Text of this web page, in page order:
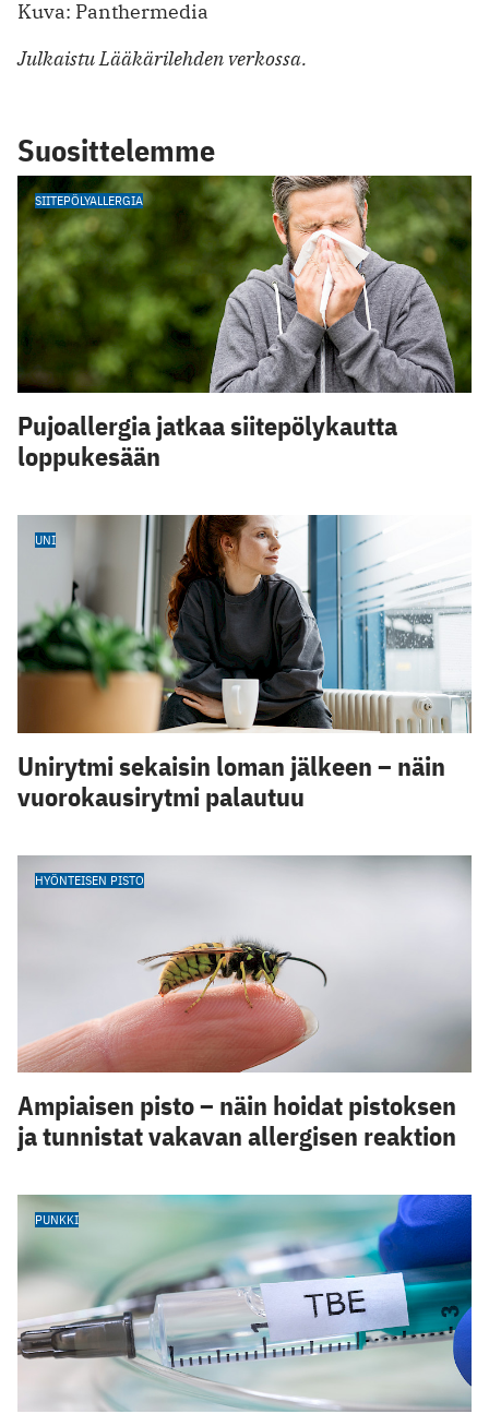
Kuva: Panthermedia
Julkaistu Lääkärilehden verkossa.
Suosittelemme
SIITEPÖLYALLERGIA
Pujoallergia jatkaa siitepölykautta
loppukesään
UNI
Unirytmi sekaisin loman jälkeen – näin
vuorokausirytmi palautuu
HYÖNTEISEN PISTO
Ampiaisen pisto – näin hoidat pistoksen
ja tunnistat vakavan allergisen reaktion
PUNKKI